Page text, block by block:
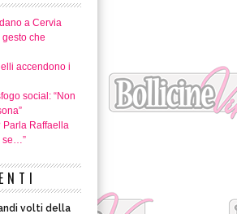
a Cervia
che
accendono i
social: “Non
Parla Raffaella
se…”
volti della